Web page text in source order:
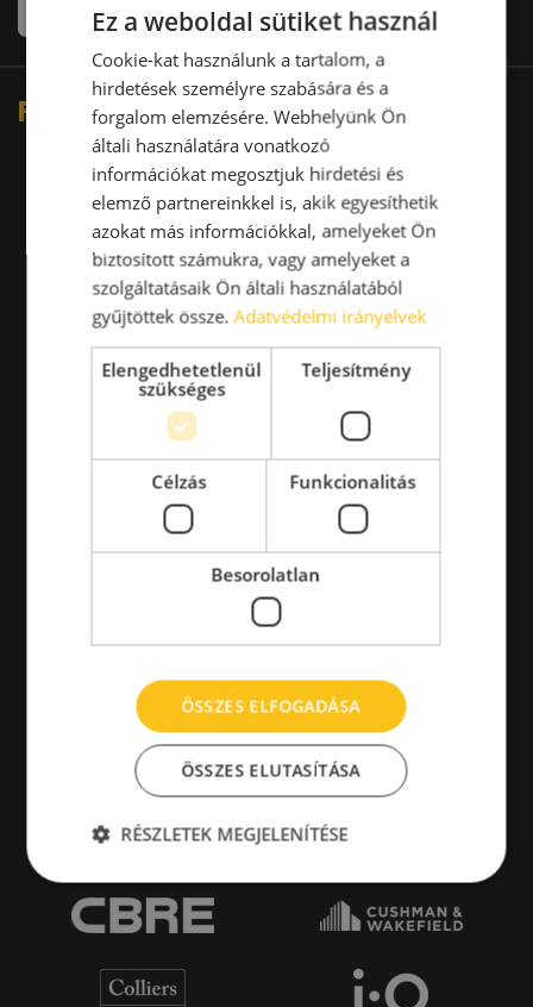
Fő partnereink
Ez a weboldal sütiket használ
Cookie-kat használunk a tartalom, a
hirdetések személyre szabására és a
forgalom elemzésére. Webhelyünk Ön
általi használatára vonatkozó
információkat megosztjuk hirdetési és
elemző partnereinkkel is, akik egyesíthetik
azokat más információkkal, amelyeket Ön
biztosított számukra, vagy amelyeket a
szolgáltatásaik Ön általi használatából
gyűjtöttek össze.Adatvédelmi irányelvek
Elengedhetetlenül
szükséges
Teljesítmény
Célzás Funkcionalitás
Besorolatlan
ÖSSZES ELFOGADÁSA
ÖSSZES ELUTASÍTÁSA
RÉSZLETEK MEGJELENÍTÉSE